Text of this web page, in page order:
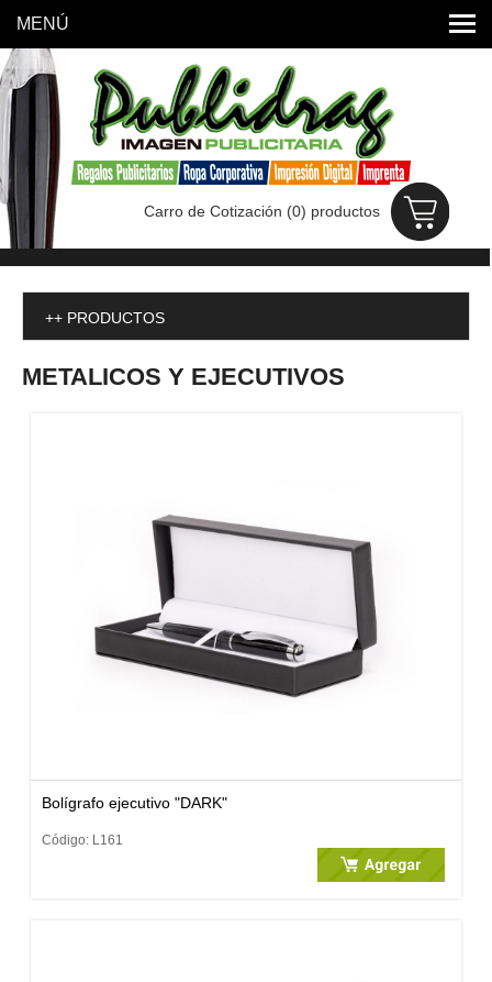
MENÚ
INICIO
PUBLIDRAG
PRODUCTOS
UBICACIÓN
PROMOCIONES
CONTACTO
Carro de Cotización (0) productos
++ PRODUCTOS
METALICOS Y EJECUTIVOS
Bolígrafo ejecutivo "DARK"
Código: L161